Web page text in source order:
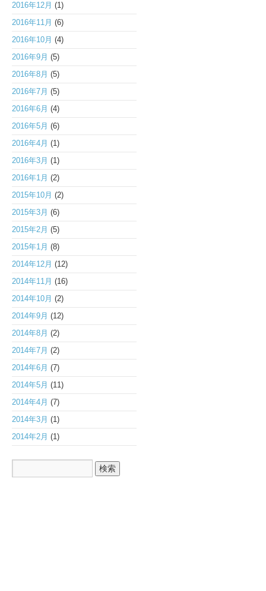
2016年12月 (1)
2016年11月 (6)
2016年10月 (4)
2016年9月 (5)
2016年8月 (5)
2016年7月 (5)
2016年6月 (4)
2016年5月 (6)
2016年4月 (1)
2016年3月 (1)
2016年1月 (2)
2015年10月 (2)
2015年3月 (6)
2015年2月 (5)
2015年1月 (8)
2014年12月 (12)
2014年11月 (16)
2014年10月 (2)
2014年9月 (12)
2014年8月 (2)
2014年7月 (2)
2014年6月 (7)
2014年5月 (11)
2014年4月 (7)
2014年3月 (1)
2014年2月 (1)